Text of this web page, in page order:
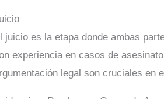
juicio es la etapa donde ambas
experiencia en casos de
legal son cruciales en